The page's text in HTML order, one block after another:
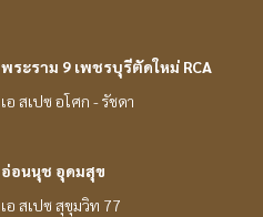
พระราม 9 เพชรบุรีตัดใหม่ RCA
เอ สเปซ อโศก - รัชดา
อ่อนนุช อุดมสุข
เอ สเปซ สุขุมวิท 77